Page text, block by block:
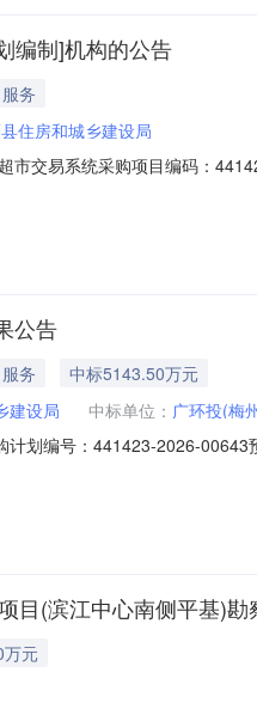
编制]机构的公告
服务
住房和城乡建设局
市交易系统采购项目编码：
，以采购需求书为准）业主
公告
服务
中标5143.50万元
建设局 中标单位： 广环投(梅
划编号：441423-2026-
金额广环投（梅州）城市环境
目(滨江中心南侧平基)
元